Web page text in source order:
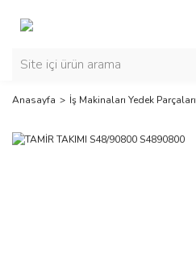
Anasayfa İş Makinaları Yedek Parçaları